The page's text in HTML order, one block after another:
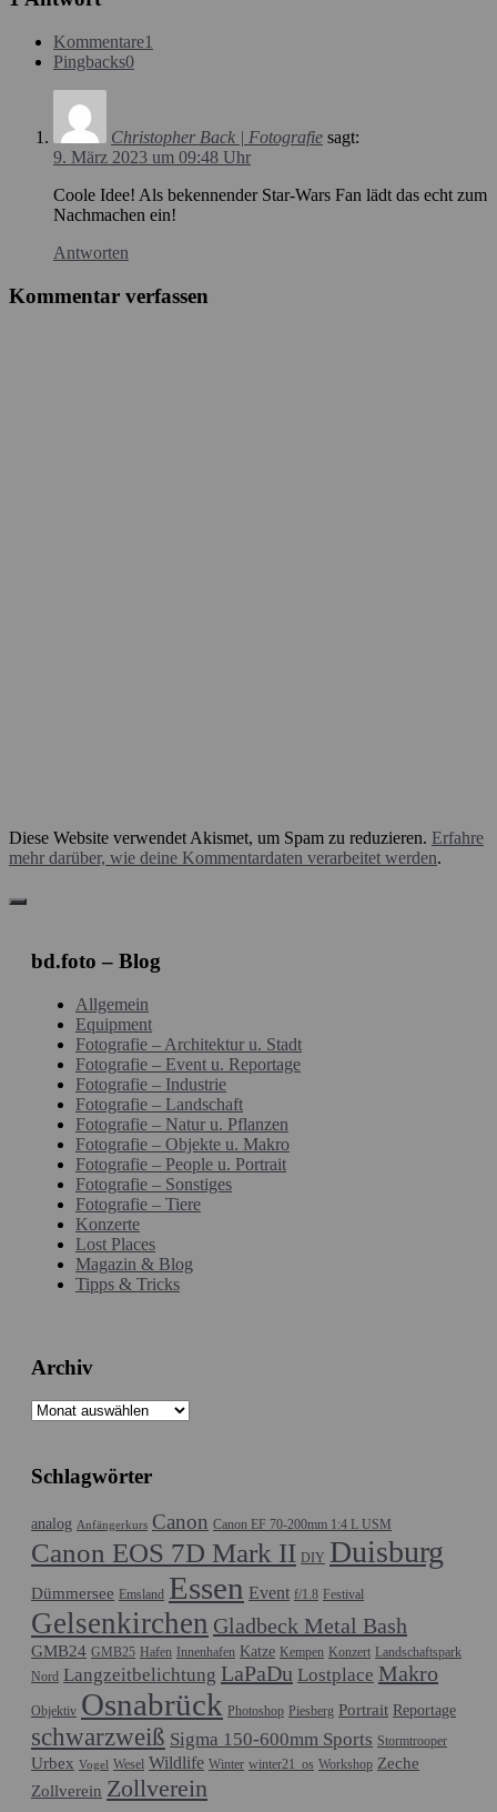
Kommentare1
Pingbacks0
Christopher Back | Fotografie sagt:
9. März 2023 um 09:48 Uhr
Coole Idee! Als bekennender Star-Wars Fan lädt das echt zum
Nachmachen ein!
Antworten
Kommentar verfassen
Diese Website verwendet Akismet, um Spam zu reduzieren. Erfahre
mehr darüber, wie deine Kommentardaten verarbeitet werden.
bd.foto – Blog
Allgemein
Equipment
Fotografie – Architektur u. Stadt
Fotografie – Event u. Reportage
Fotografie – Industrie
Fotografie – Landschaft
Fotografie – Natur u. Pflanzen
Fotografie – Objekte u. Makro
Fotografie – People u. Portrait
Fotografie – Sonstiges
Fotografie – Tiere
Konzerte
Lost Places
Magazin & Blog
Tipps & Tricks
Archiv
Archiv
Schlagwörter
analog Anfängerkurs Canon Canon EF 70-200mm 1:4 L USM
Canon EOS 7D Mark II DIY Duisburg
Dümmersee Emsland Essen Event f/1.8 Festival
Gelsenkirchen Gladbeck Metal Bash
GMB24 GMB25 Hafen Innenhafen Katze Kempen Konzert Landschaftspark
Nord Langzeitbelichtung LaPaDu Lostplace Makro
Objektiv Osnabrück Photoshop Piesberg Portrait Reportage
schwarzweiß Sigma 150-600mm Sports Stormtrooper
Urbex Vogel Wesel Wildlife Winter winter21_os Workshop Zeche
Zollverein Zollverein